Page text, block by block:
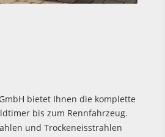
bietet Ihnen die komplette
bis zum Rennfahrzeug.
und Trockeneisstrahlen